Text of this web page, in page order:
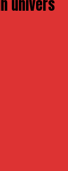
univers